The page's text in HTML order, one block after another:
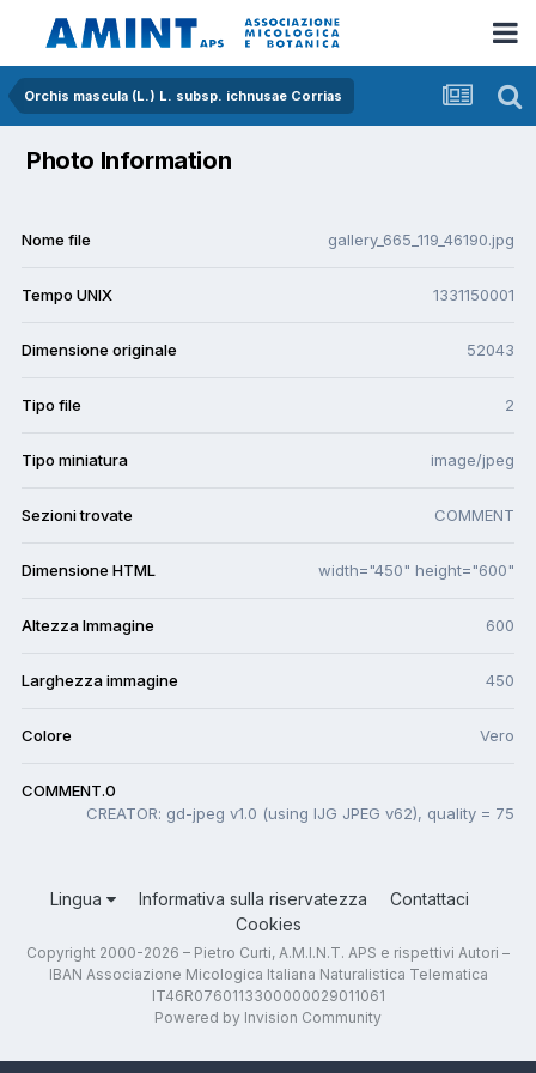
Orchis mascula (L.) L. subsp. ichnusae Corrias
Photo Information
Nome file gallery_665_119_46190.jpg
Tempo UNIX 1331150001
Dimensione originale 52043
Tipo file 2
Tipo miniatura image/jpeg
Sezioni trovate COMMENT
Dimensione HTML width="450" height="600"
Altezza Immagine 600
Larghezza immagine 450
Colore Vero
COMMENT.0
CREATOR: gd-jpeg v1.0 (using IJG JPEG v62), quality = 75
Lingua Informativa sulla riservatezza
Contattaci
Cookies
Copyright 2000-2026 – Pietro Curti, A.M.I.N.T. APS e rispettivi Autori –
IBAN Associazione Micologica Italiana Naturalistica Telematica
IT46R0760113300000029011061
Powered by Invision Community